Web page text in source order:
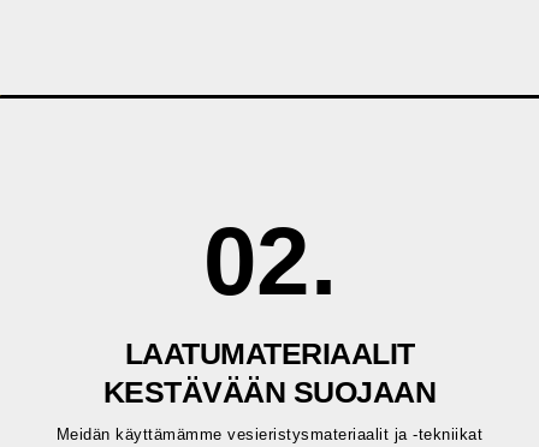
02.
LAATUMATERIAALIT
KESTÄVÄÄN SUOJAAN
Meidän käyttämämme vesieristysmateriaalit ja -tekniikat